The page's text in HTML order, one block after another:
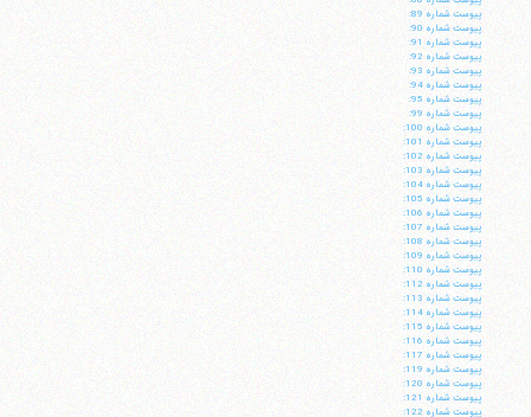
پيوست شماره 89:
پيوست شماره 90:
پيوست شماره 91:
پيوست شماره 92:
پيوست شماره 93:
پيوست شماره 94:
پيوست شماره 95:
پيوست شماره 99:
پيوست شماره 100:
پيوست شماره 101:
پيوست شماره 102:
پيوست شماره 103:
پيوست شماره 104:
پيوست شماره 105:
پيوست شماره 106:
پيوست شماره 107:
پيوست شماره 108:
پيوست شماره 109:
پيوست شماره 110:
پيوست شماره 112:
پيوست شماره 113:
پيوست شماره 114:
پيوست شماره 115:
پيوست شماره 116:
پيوست شماره 117:
پيوست شماره 119:
پيوست شماره 120:
پيوست شماره 121:
پيوست شماره 122: